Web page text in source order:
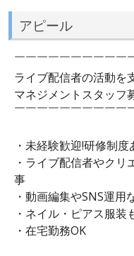
アピール
￣￣￣￣￣￣￣￣￣￣
ライブ配信者の活動を
マネジメントスタッフ
￣￣￣￣￣￣￣￣￣￣
・未経験歓迎!研修制度
・ライブ配信者やク
事
・動画編集やSNS運用
・ネイル・ピアス服装
・在宅勤務OK